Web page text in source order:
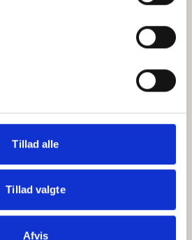
Tillad alle
Tillad valgte
Afvis
ABCepos
Podcast